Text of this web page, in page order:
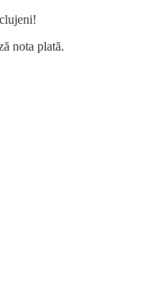
nota plată.